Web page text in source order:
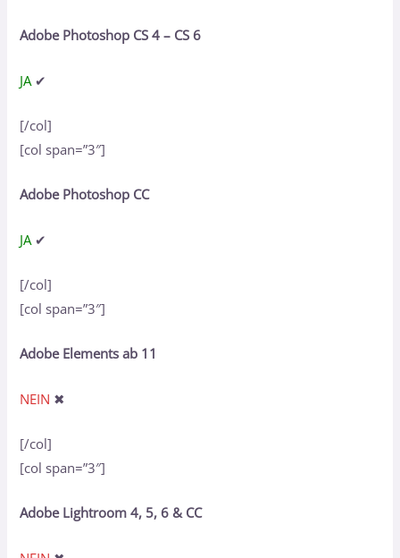
Adobe Photoshop CS 4 – CS 6
JA ✔
[/col]
[col span=”3″]
Adobe Photoshop CC
JA ✔
[/col]
[col span=”3″]
Adobe Elements ab 11
NEIN ✖
[/col]
[col span=”3″]
Adobe Lightroom 4, 5, 6 & CC